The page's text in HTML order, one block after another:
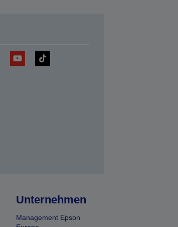
Unternehmen
Management Epson